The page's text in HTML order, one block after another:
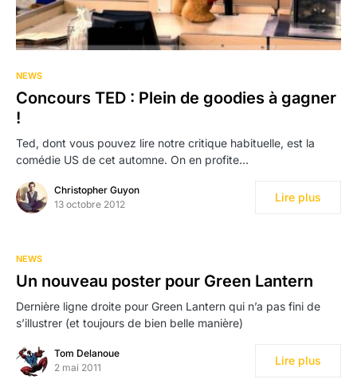
NEWS
Concours TED : Plein de goodies à gagner
!
Ted, dont vous pouvez lire notre critique habituelle, est la
comédie US de cet automne. On en profite…
Christopher Guyon
13 octobre 2012
Lire plus
NEWS
Un nouveau poster pour Green Lantern
Dernière ligne droite pour Green Lantern qui n’a pas fini de
s’illustrer (et toujours de bien belle manière)
Tom Delanoue
2 mai 2011
Lire plus